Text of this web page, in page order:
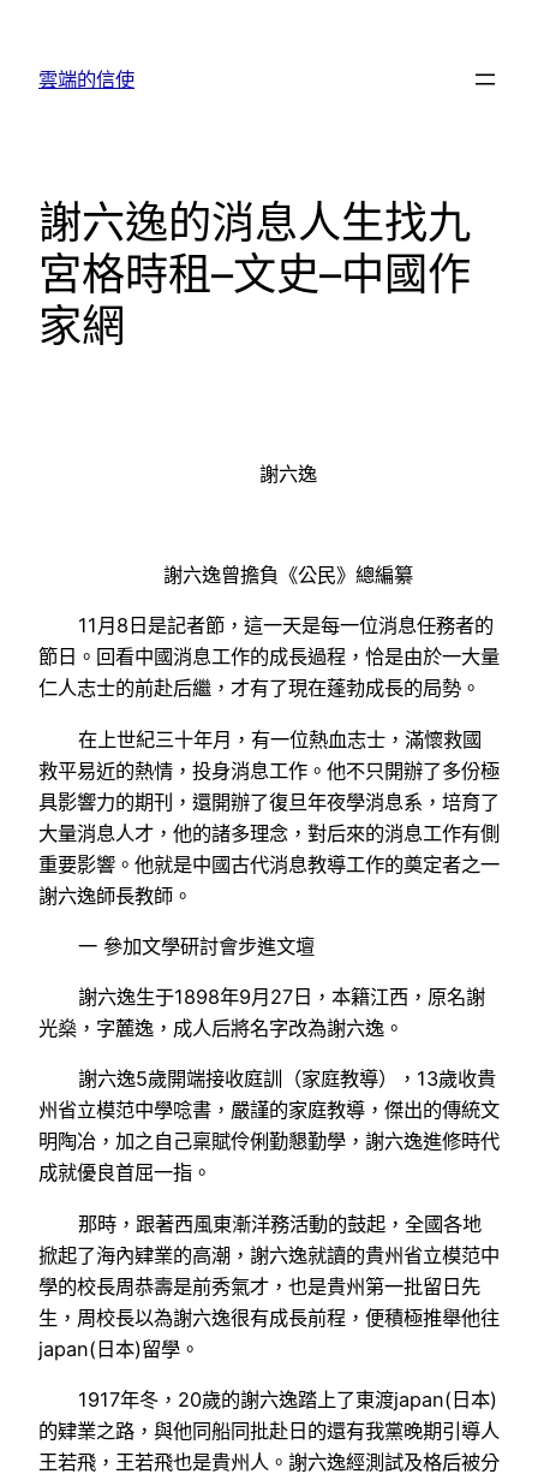
雲端的信使
謝六逸的消息人生找九
宮格時租–文史–中國作
家網
謝六逸
謝六逸曾擔負《公民》總編纂
11月8日是記者節，這一天是每一位消息任務者的
節日。回看中國消息工作的成長過程，恰是由於一大量
仁人志士的前赴后繼，才有了現在蓬勃成長的局勢。
在上世紀三十年月，有一位熱血志士，滿懷救國
救平易近的熱情，投身消息工作。他不只開辦了多份極
具影響力的期刊，還開辦了復旦年夜學消息系，培育了
大量消息人才，他的諸多理念，對后來的消息工作有側
重要影響。他就是中國古代消息教導工作的奠定者之一
謝六逸師長教師。
一 參加文學研討會步進文壇
謝六逸生于1898年9月27日，本籍江西，原名謝
光燊，字麓逸，成人后將名字改為謝六逸。
謝六逸5歲開端接收庭訓（家庭教導），13歲收貴
州省立模范中學唸書，嚴謹的家庭教導，傑出的傳統文
明陶冶，加之自己稟賦伶俐勤懇勤學，謝六逸進修時代
成就優良首屈一指。
那時，跟著西風東漸洋務活動的鼓起，全國各地
掀起了海內肄業的高潮，謝六逸就讀的貴州省立模范中
學的校長周恭壽是前秀氣才，也是貴州第一批留日先
生，周校長以為謝六逸很有成長前程，便積極推舉他往
japan(日本)留學。
1917年冬，20歲的謝六逸踏上了東渡japan(日本)
的肄業之路，與他同船同批赴日的還有我黨晚期引導人
王若飛，王若飛也是貴州人。謝六逸經測試及格后被分